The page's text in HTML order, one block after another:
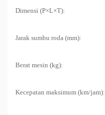
Dimensi (P×L×T):
Jarak sumbu roda (mm):
Berat mesin (kg):
Kecepatan maksimum (km/jam):